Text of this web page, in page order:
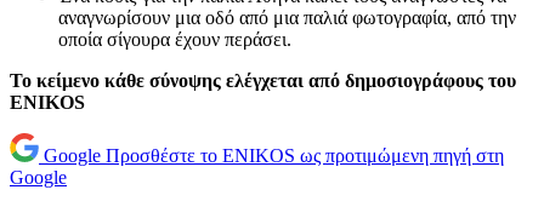
αναγνωρίσουν μια οδό από μια παλιά φωτογραφία, από την
οποία σίγουρα έχουν περάσει.
Το κείμενο κάθε σύνοψης ελέγχεται από δημοσιογράφους του
ENIKOS
Google Προσθέστε το ENIKOS ως προτιμώμενη πηγή στη
Google